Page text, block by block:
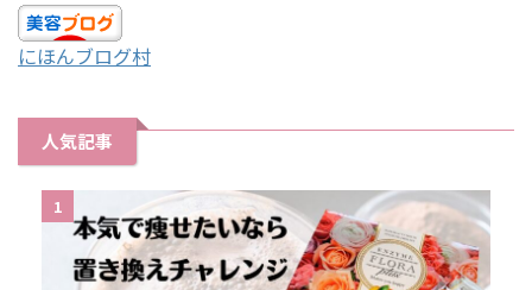
にほんブログ村
人気記事
1